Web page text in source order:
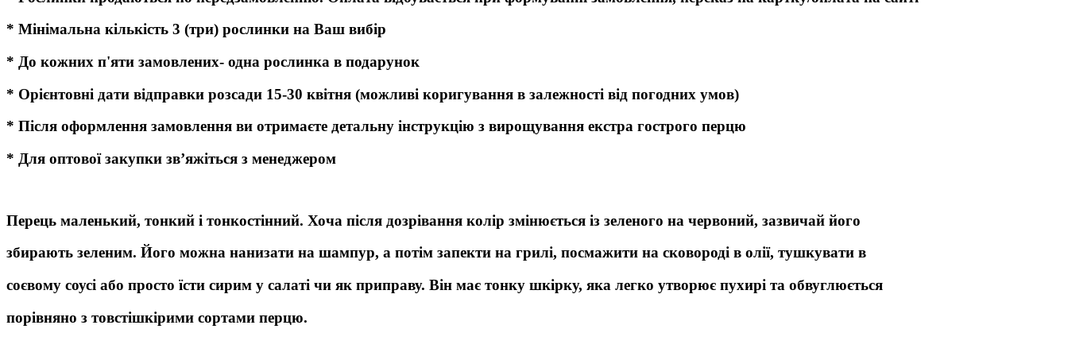
* Мінімальна кількість 3 (три) рослинки на Ваш вибір
* До кожних п'яти замовлених- одна рослинка в подарунок
* Орієнтовні дати відправки розсади 15-30 квітня (можливі коригування в залежності від погодних умов)
* Після оформлення замовлення ви отримаєте детальну інструкцію з вирощування екстра гострого перцю
* Для оптової закупки зв’яжіться з менеджером
Перець маленький, тонкий і тонкостінний. Хоча після дозрівання колір змінюється із зеленого на червоний, зазвичай його
збирають зеленим. Його можна нанизати на шампур, а потім запекти на грилі, посмажити на сковороді в олії, тушкувати в
соєвому соусі або просто їсти сирим у салаті чи як приправу. Він має тонку шкірку, яка легко утворює пухирі та обвуглюється
порівняно з товстішкірими сортами перцю.